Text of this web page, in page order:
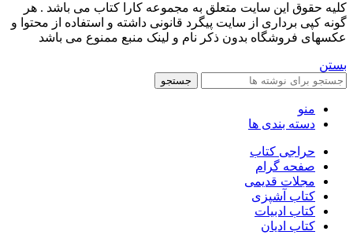
کليه حقوق اين سايت متعلق به مجموعه کارا کتاب می باشد . هر
گونه کپی برداری از سایت پیگرد قانونی داشته و استفاده از محتوا و
عکسهای فروشگاه بدون ذکر نام و لینک منبع ممنوع می باشد
بستن
جستجو
منو
دسته بندی ها
حراجی کتاب
صفحه گرام
مجلات قدیمی
کتاب آشپزی
کتاب ادبیات
کتاب ادیان